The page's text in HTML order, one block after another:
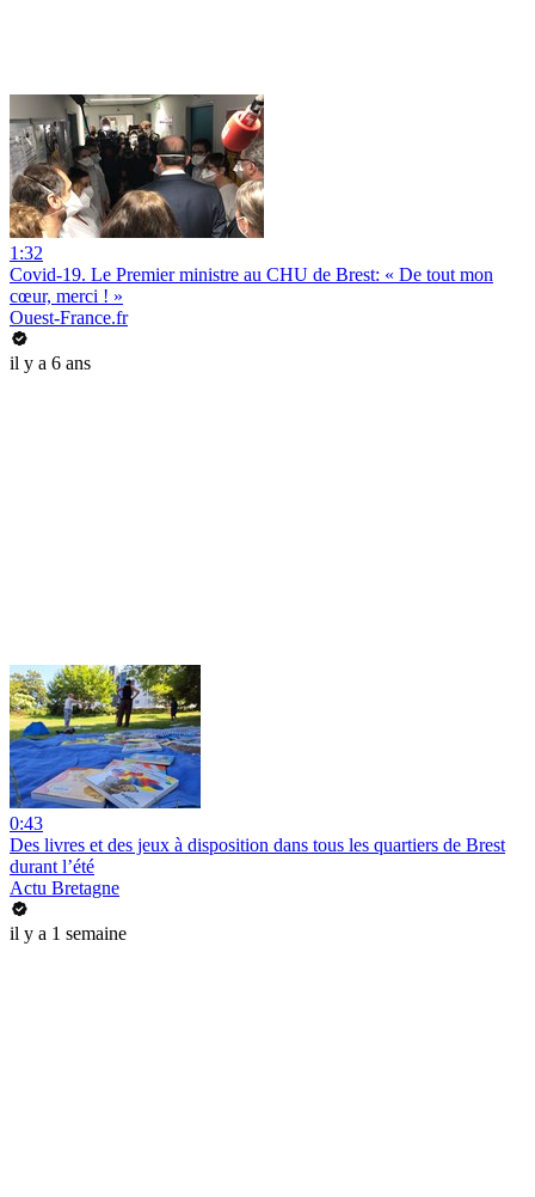
1:32
Covid-19. Le Premier ministre au CHU de Brest: « De tout mon
cœur, merci ! »
Ouest-France.fr
il y a 6 ans
0:43
Des livres et des jeux à disposition dans tous les quartiers de Brest
durant l’été
Actu Bretagne
il y a 1 semaine